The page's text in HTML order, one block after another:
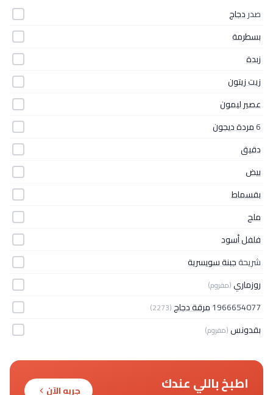
صدردجاج
بسطرمة
زبدة
زيت زيتون
عصير ليمون
6مردة ديجون
دقيق
بيض
بقسماط
ملح
فلفل أسود
شريحةجبنة سويسرية
روزماري(مفروم)
1966654077مرقة دجاج(2273)
بقدونس(مفروم)
اطبخ باللي عندك جربه الآن